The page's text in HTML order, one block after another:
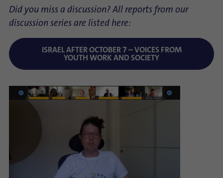
Did you miss a discussion? All reports from our
discussion series are listed here:
ISRAEL AFTER OCTOBER 7 – VOICES FROM
YOUTH WORK AND SOCIETY